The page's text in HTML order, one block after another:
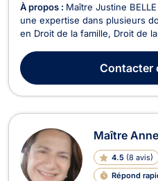
À propos : Maître Justine
une expertise dans plusieurs
en Droit de la famille, Droit de
accompagnement juridique
vos besoins spécifiques.Contacter
Maître
4.5 (8 avis)
Répond